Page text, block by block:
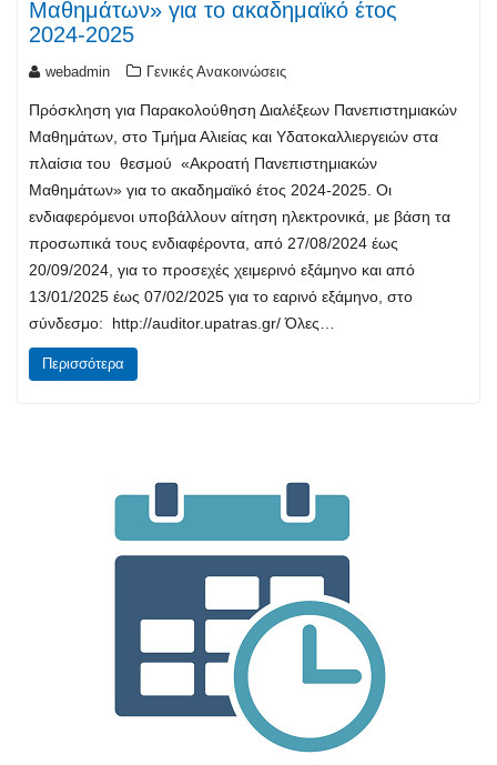
Μαθημάτων» για το ακαδημαϊκό έτος
2024-2025
webadmin Γενικές Ανακοινώσεις
Πρόσκληση για Παρακολούθηση Διαλέξεων Πανεπιστημιακών
Μαθημάτων, στο Τμήμα Αλιείας και Υδατοκαλλιεργειών στα
πλαίσια του θεσμού «Ακροατή Πανεπιστημιακών
Μαθημάτων» για το ακαδημαϊκό έτος 2024-2025. Οι
ενδιαφερόμενοι υποβάλλουν αίτηση ηλεκτρονικά, με βάση τα
προσωπικά τους ενδιαφέροντα, από 27/08/2024 έως
20/09/2024, για το προσεχές χειμερινό εξάμηνο και από
13/01/2025 έως 07/02/2025 για το εαρινό εξάμηνο, στο
σύνδεσμο: http://auditor.upatras.gr/ Όλες…
Περισσότερα